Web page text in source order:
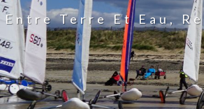
Entre Terre Et Eau,